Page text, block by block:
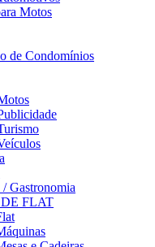
Motos
de Condomínios
Gastronomia
FLAT